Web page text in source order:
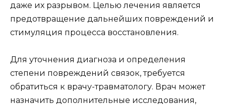
даже их разрывом. Целью лечения является
предотвращение дальнейших повреждений и
стимуляция процесса восстановления.
Для уточнения диагноза и определения
степени повреждений связок, требуется
обратиться к врачу-травматологу. Врач может
назначить дополнительные исследования,